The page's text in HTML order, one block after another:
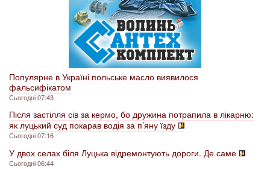
Популярне в Україні польське масло виявилося
фальсифікатом
Сьогодні 07:43
Після застілля сів за кермо, бо дружина потрапила в лікарню:
як луцький суд покарав водія за п’яну їзду
Сьогодні 07:16
У двох селах біля Луцька відремонтують дороги. Де саме
Сьогодні 06:44